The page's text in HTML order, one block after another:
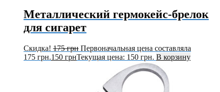
Металлический гермокейс-брелок
для сигарет
Скидка! 175грн Первоначальная цена составляла
175 грн.150 грнТекущая цена: 150 грн. В корзину